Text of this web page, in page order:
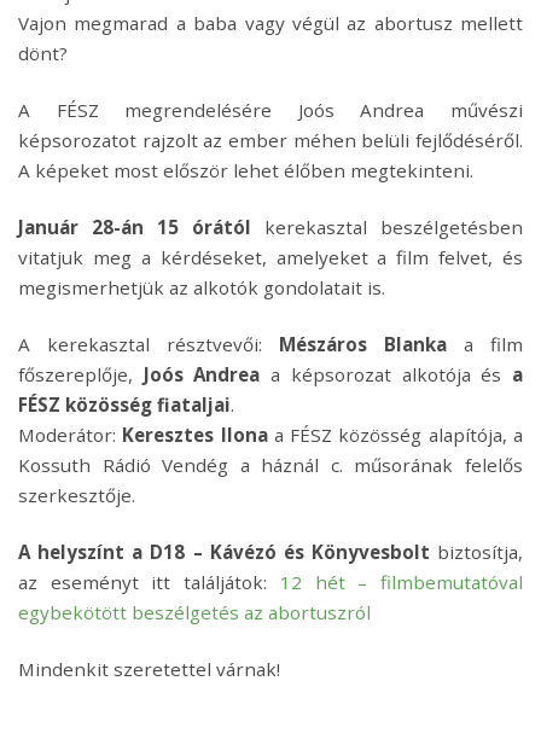
Vajon megmarad a baba vagy végül az abortusz mellett
dönt?
A FÉSZ megrendelésére Joós Andrea művészi
képsorozatot rajzolt az ember méhen belüli fejlődéséről.
A képeket most először lehet élőben megtekinteni.
Január 28-án 15 órától kerekasztal beszélgetésben
vitatjuk meg a kérdéseket, amelyeket a film felvet, és
megismerhetjük az alkotók gondolatait is.
A kerekasztal résztvevői: Mészáros Blanka a film
főszereplője, Joós Andrea a képsorozat alkotója és a
FÉSZ közösség fiataljai.
Moderátor: Keresztes Ilonaa FÉSZ közösség alapítója, a
Kossuth Rádió Vendég a háznál c. műsorának felelős
szerkesztője.
A helyszínt a D18 – Kávézó és Könyvesbolt biztosítja,
az eseményt itt találjátok: 12 hét – filmbemutatóval
egybekötött beszélgetés az abortuszról
Mindenkit szeretettel várnak!